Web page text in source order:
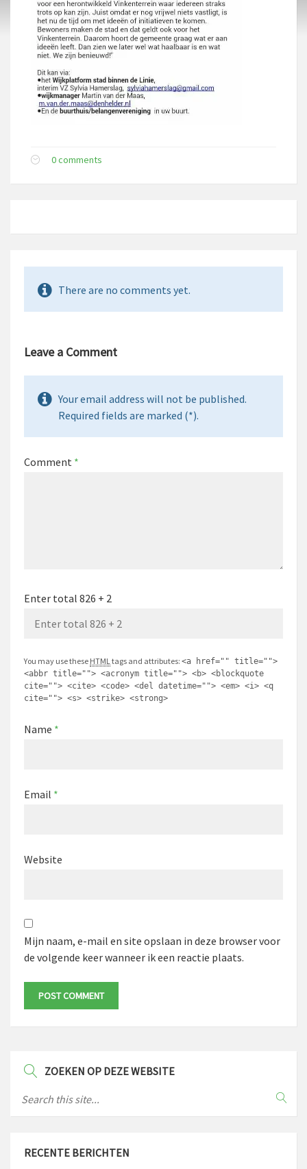
0 comments
There are no comments yet.
Leave a Comment
Your email address will not be published.
Required fields are marked (*).
Comment *
Enter total 826 + 2
You may use these HTMLtags and attributes: <a href="" title="">
<abbr title=""> <acronym title=""> <b> <blockquote
cite=""> <cite> <code> <del datetime=""> <em> <i> <q
cite=""> <s> <strike> <strong>
Name *
Email *
Website
Mijn naam, e-mail en site opslaan in deze browser voor
de volgende keer wanneer ik een reactie plaats.
ZOEKEN OP DEZE WEBSITE
RECENTE BERICHTEN